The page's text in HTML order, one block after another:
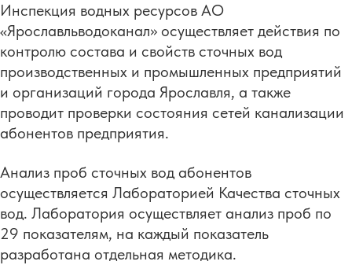
Инспекция водных ресурсов АО
«Ярославльводоканал» осуществляет действия по
контролю состава и свойств сточных вод
производственных и промышленных предприятий
и организаций города Ярославля, а также
проводит проверки состояния сетей канализации
абонентов предприятия.
Анализ проб сточных вод абонентов
осуществляется Лабораторией Качества сточных
вод. Лаборатория осуществляет анализ проб по
29 показателям, на каждый показатель
разработана отдельная методика.